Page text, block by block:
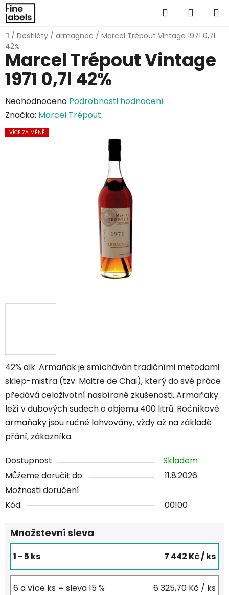
Přejít
na
obsah
Hledat
KOŠÍK
Domů
/ Destiláty / armagnac / Marcel Trépout Vintage 1971 0,7l
42%
42% alk. Armaňak je smícháván tradičními metodami
sklep-mistra (tzv. Maitre de Chai), který do své práce
předává celoživotní nasbírané zkušenosti. Armaňaky
leží v dubových sudech o objemu 400 litrů. Ročníkové
armaňaky jsou ručně lahvovány, vždy až na základě
přání, zákazníka.
Dostupnost
Skladem
Můžeme doručit do:
11.8.2026
Možnosti doručení
Kód:
00100
Množstevní sleva
1 - 5 ks 7 442 Kč/ ks
6 a více ks = sleva 15 % 6 325,70 Kč / ks
Marcel Trépout Vintage
1971 0,7l 42%
Průměrné
hodnocení
produktu
Neohodnoceno Podrobnosti hodnocení
Značka: Marcel Trépout
VÍCE ZA MÉNĚ